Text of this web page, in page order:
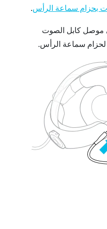
بحزام سماعة الرأس.
موصل كابل الصوت